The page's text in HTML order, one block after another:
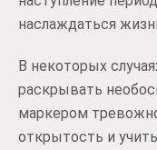
наслаждаться
В некоторых
раскрывать
маркером
открытость и